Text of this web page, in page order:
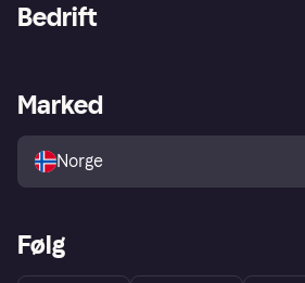
Utforsk butikker
Bedrift
Merchant portal
Marked
Norge
Følg